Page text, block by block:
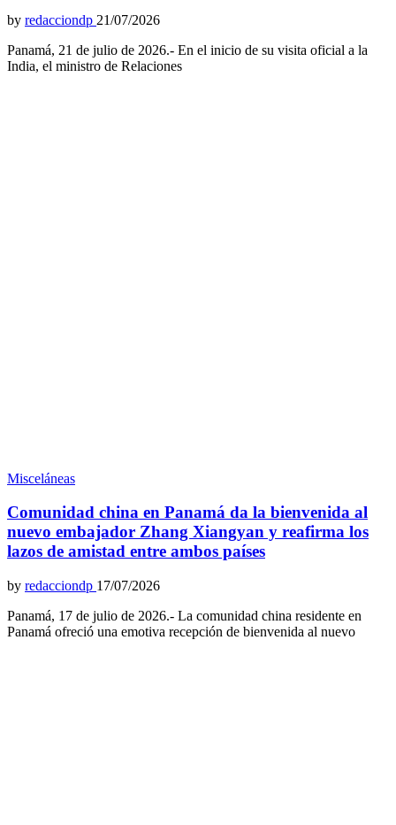
by redacciondp 21/07/2026
Panamá, 21 de julio de 2026.- En el inicio de su visita oficial a la
India, el ministro de Relaciones
Misceláneas
Comunidad china en Panamá da la bienvenida al
nuevo embajador Zhang Xiangyan y reafirma los
lazos de amistad entre ambos países
by redacciondp 17/07/2026
Panamá, 17 de julio de 2026.- La comunidad china residente en
Panamá ofreció una emotiva recepción de bienvenida al nuevo